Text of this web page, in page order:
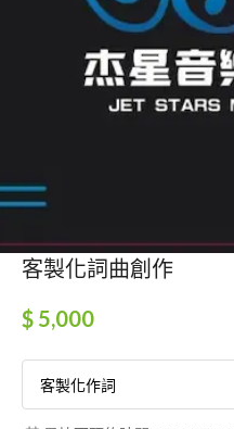
客製化詞曲創作
$ 5,000
客製化作詞